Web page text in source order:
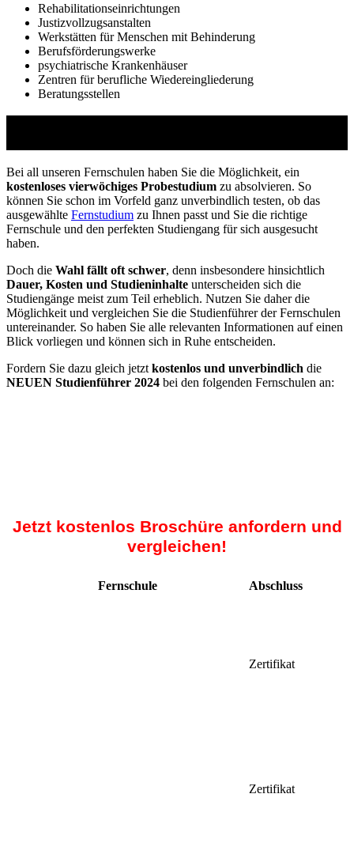
Rehabilitationseinrichtungen
Justizvollzugsanstalten
Werkstätten für Menschen mit Behinderung
Berufsförderungswerke
psychiatrische Krankenhäuser
Zentren für berufliche Wiedereingliederung
Beratungsstellen
Bei all unseren Fernschulen haben Sie die Möglichkeit, ein
kostenloses vierwöchiges Probestudium zu absolvieren. So
können Sie schon im Vorfeld ganz unverbindlich testen, ob das
ausgewählte Fernstudium zu Ihnen passt und Sie die richtige
Fernschule und den perfekten Studiengang für sich ausgesucht
haben.
Doch die Wahl fällt oft schwer, denn insbesondere hinsichtlich
Dauer, Kosten und Studieninhalte unterscheiden sich die
Studiengänge meist zum Teil erheblich. Nutzen Sie daher die
Möglichkeit und vergleichen Sie die Studienführer der Fernschulen
untereinander. So haben Sie alle relevanten Informationen auf einen
Blick vorliegen und können sich in Ruhe entscheiden.
Fordern Sie dazu gleich jetzt kostenlos und unverbindlich die
NEUEN Studienführer 2024 bei den folgenden Fernschulen an:
Jetzt kostenlos Broschüre anfordern und
vergleichen!
Fernschule Abschluss
Zertifikat
Zertifikat